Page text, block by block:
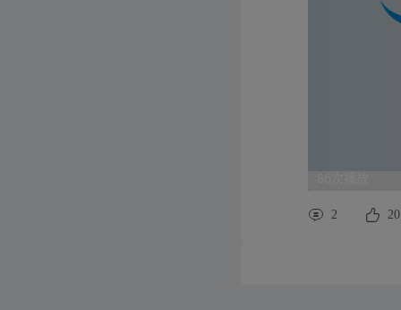
2 20